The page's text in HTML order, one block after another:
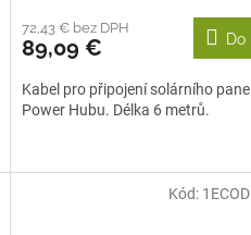
72,43 € bez DPH
89,09 € Do
Kabel pro připojení solárního
Power Hubu. Délka 6 metrů.
Kód: